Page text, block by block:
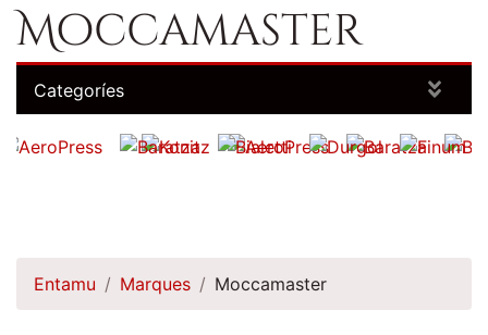
Moccamaster
Categoríes
Entamu Marques Moccamaster